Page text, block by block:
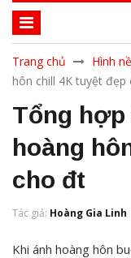
Trang chủ Hình
hôn chill 4K tuyệt đẹp
Tổng hợp
hoàng
cho đt
Tác giả: Hoàng Gia Linh
Khi ánh hoàng hôn